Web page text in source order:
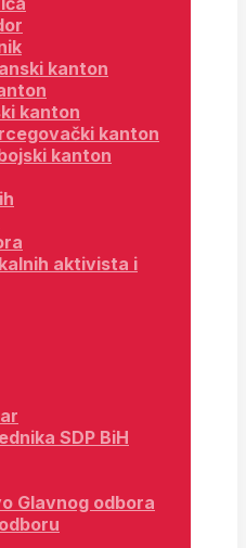
kanton
kanton
kanton
kanton
aktivista i
SDP BiH
Glavnog odbora